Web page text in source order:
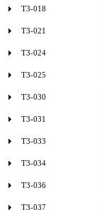
T3-018
T3-021
T3-024
T3-025
T3-030
T3-031
T3-033
T3-034
T3-036
T3-037